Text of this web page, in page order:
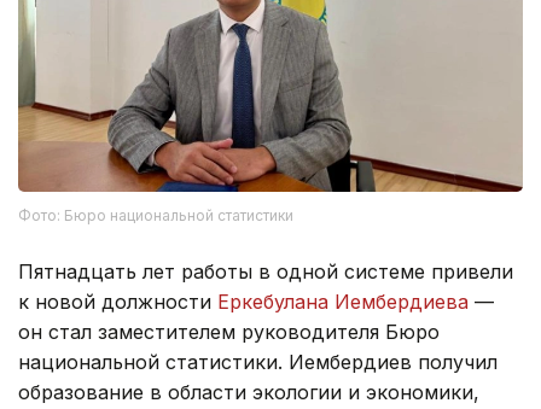
Фото: Бюро национальной статистики
Пятнадцать лет работы в одной системе привели
к новой должности Еркебулана Иембердиева —
он стал заместителем руководителя Бюро
национальной статистики. Иембердиев получил
образование в области экологии и экономики,